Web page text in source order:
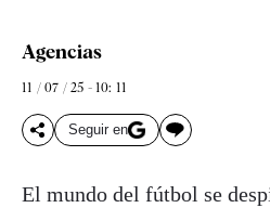
Agencias
11 / 07 / 25 - 10: 11
Seguir en
El mundo del fútbol se